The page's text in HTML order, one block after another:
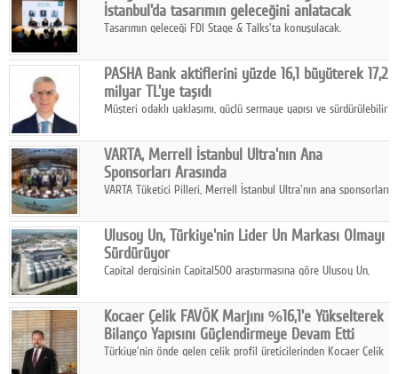
İstanbul'da tasarımın geleceğini anlatacak
Tasarımın geleceği FDI Stage & Talks'ta konuşulacak.
PASHA Bank aktiflerini yüzde 16,1 büyüterek 17,2
milyar TL'ye taşıdı
Müşteri odaklı yaklaşımı, güçlü sermaye yapısı ve sürdürülebilir
yılının ilk yarısında güçlü finansal performansını korudu.
VARTA, Merrell İstanbul Ultra'nın Ana
Sponsorları Arasında
VARTA Tüketici Pilleri, Merrell İstanbul Ultra'nın ana sponsorları
enerjisine güç katıyor.
Ulusoy Un, Türkiye'nin Lider Un Markası Olmayı
Sürdürüyor
Capital dergisinin Capital500 araştırmasına göre Ulusoy Un,
hasılatıyla Türkiye'nin en büyük 83. firması oldu.
Kocaer Çelik FAVÖK Marjını %16,1'e Yükselterek
Bilanço Yapısını Güçlendirmeye Devam Etti
Türkiye'nin önde gelen çelik profil üreticilerinden Kocaer Çelik